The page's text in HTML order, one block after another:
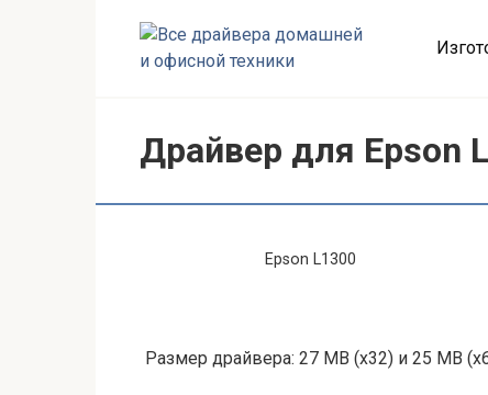
Драйвер для Epson
Epson L1300
Размер драйвера: 27 MB (x32) и 25 MB